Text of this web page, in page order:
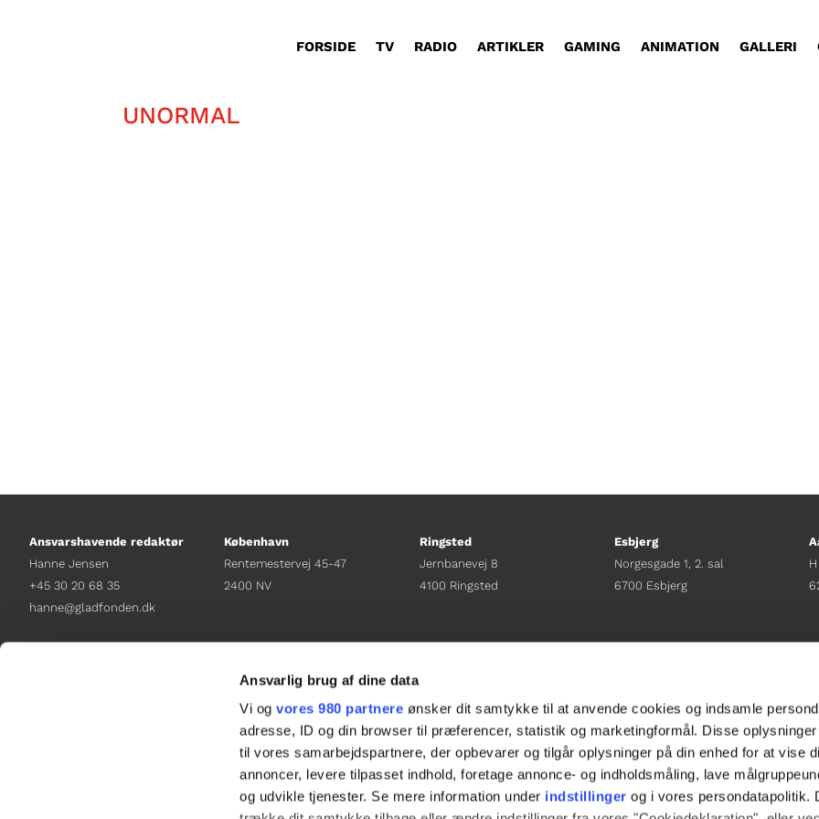
Ansvarlig brug af dine data
Vi ogvores 980 partnere ønsker dit samtykke til at anvende cookies og indsamle
adresse, ID og din browser til præferencer, statistik og marketingformål. Disse
til vores samarbejdspartnere, der opbevarer og tilgår oplysninger på din enhed for at vise
annoncer, levere tilpasset indhold, foretage annonce- og indholdsmåling, lave
og udvikle tjenester. Se mere information under indstillinger og i vores persondatapolitik.
FORSIDE TV RADIO ARTIKLER GAMING ANIMATION GALLERI
UNORMAL
Ansvarshavende redaktør
Hanne Jensen
+45 30 20 68 35
hanne@gladfonden.dk
København
Rentemestervej 45-47
2400 NV
+45 38 12 01 00
Ringsted
Jernbanevej 8
4100 Ringsted
sacha.lw@gladfonden.dk
Esbjerg
Norgesgade 1, 2. sal
6700 Esbjerg
sanne.h@gladfonden.dk
   